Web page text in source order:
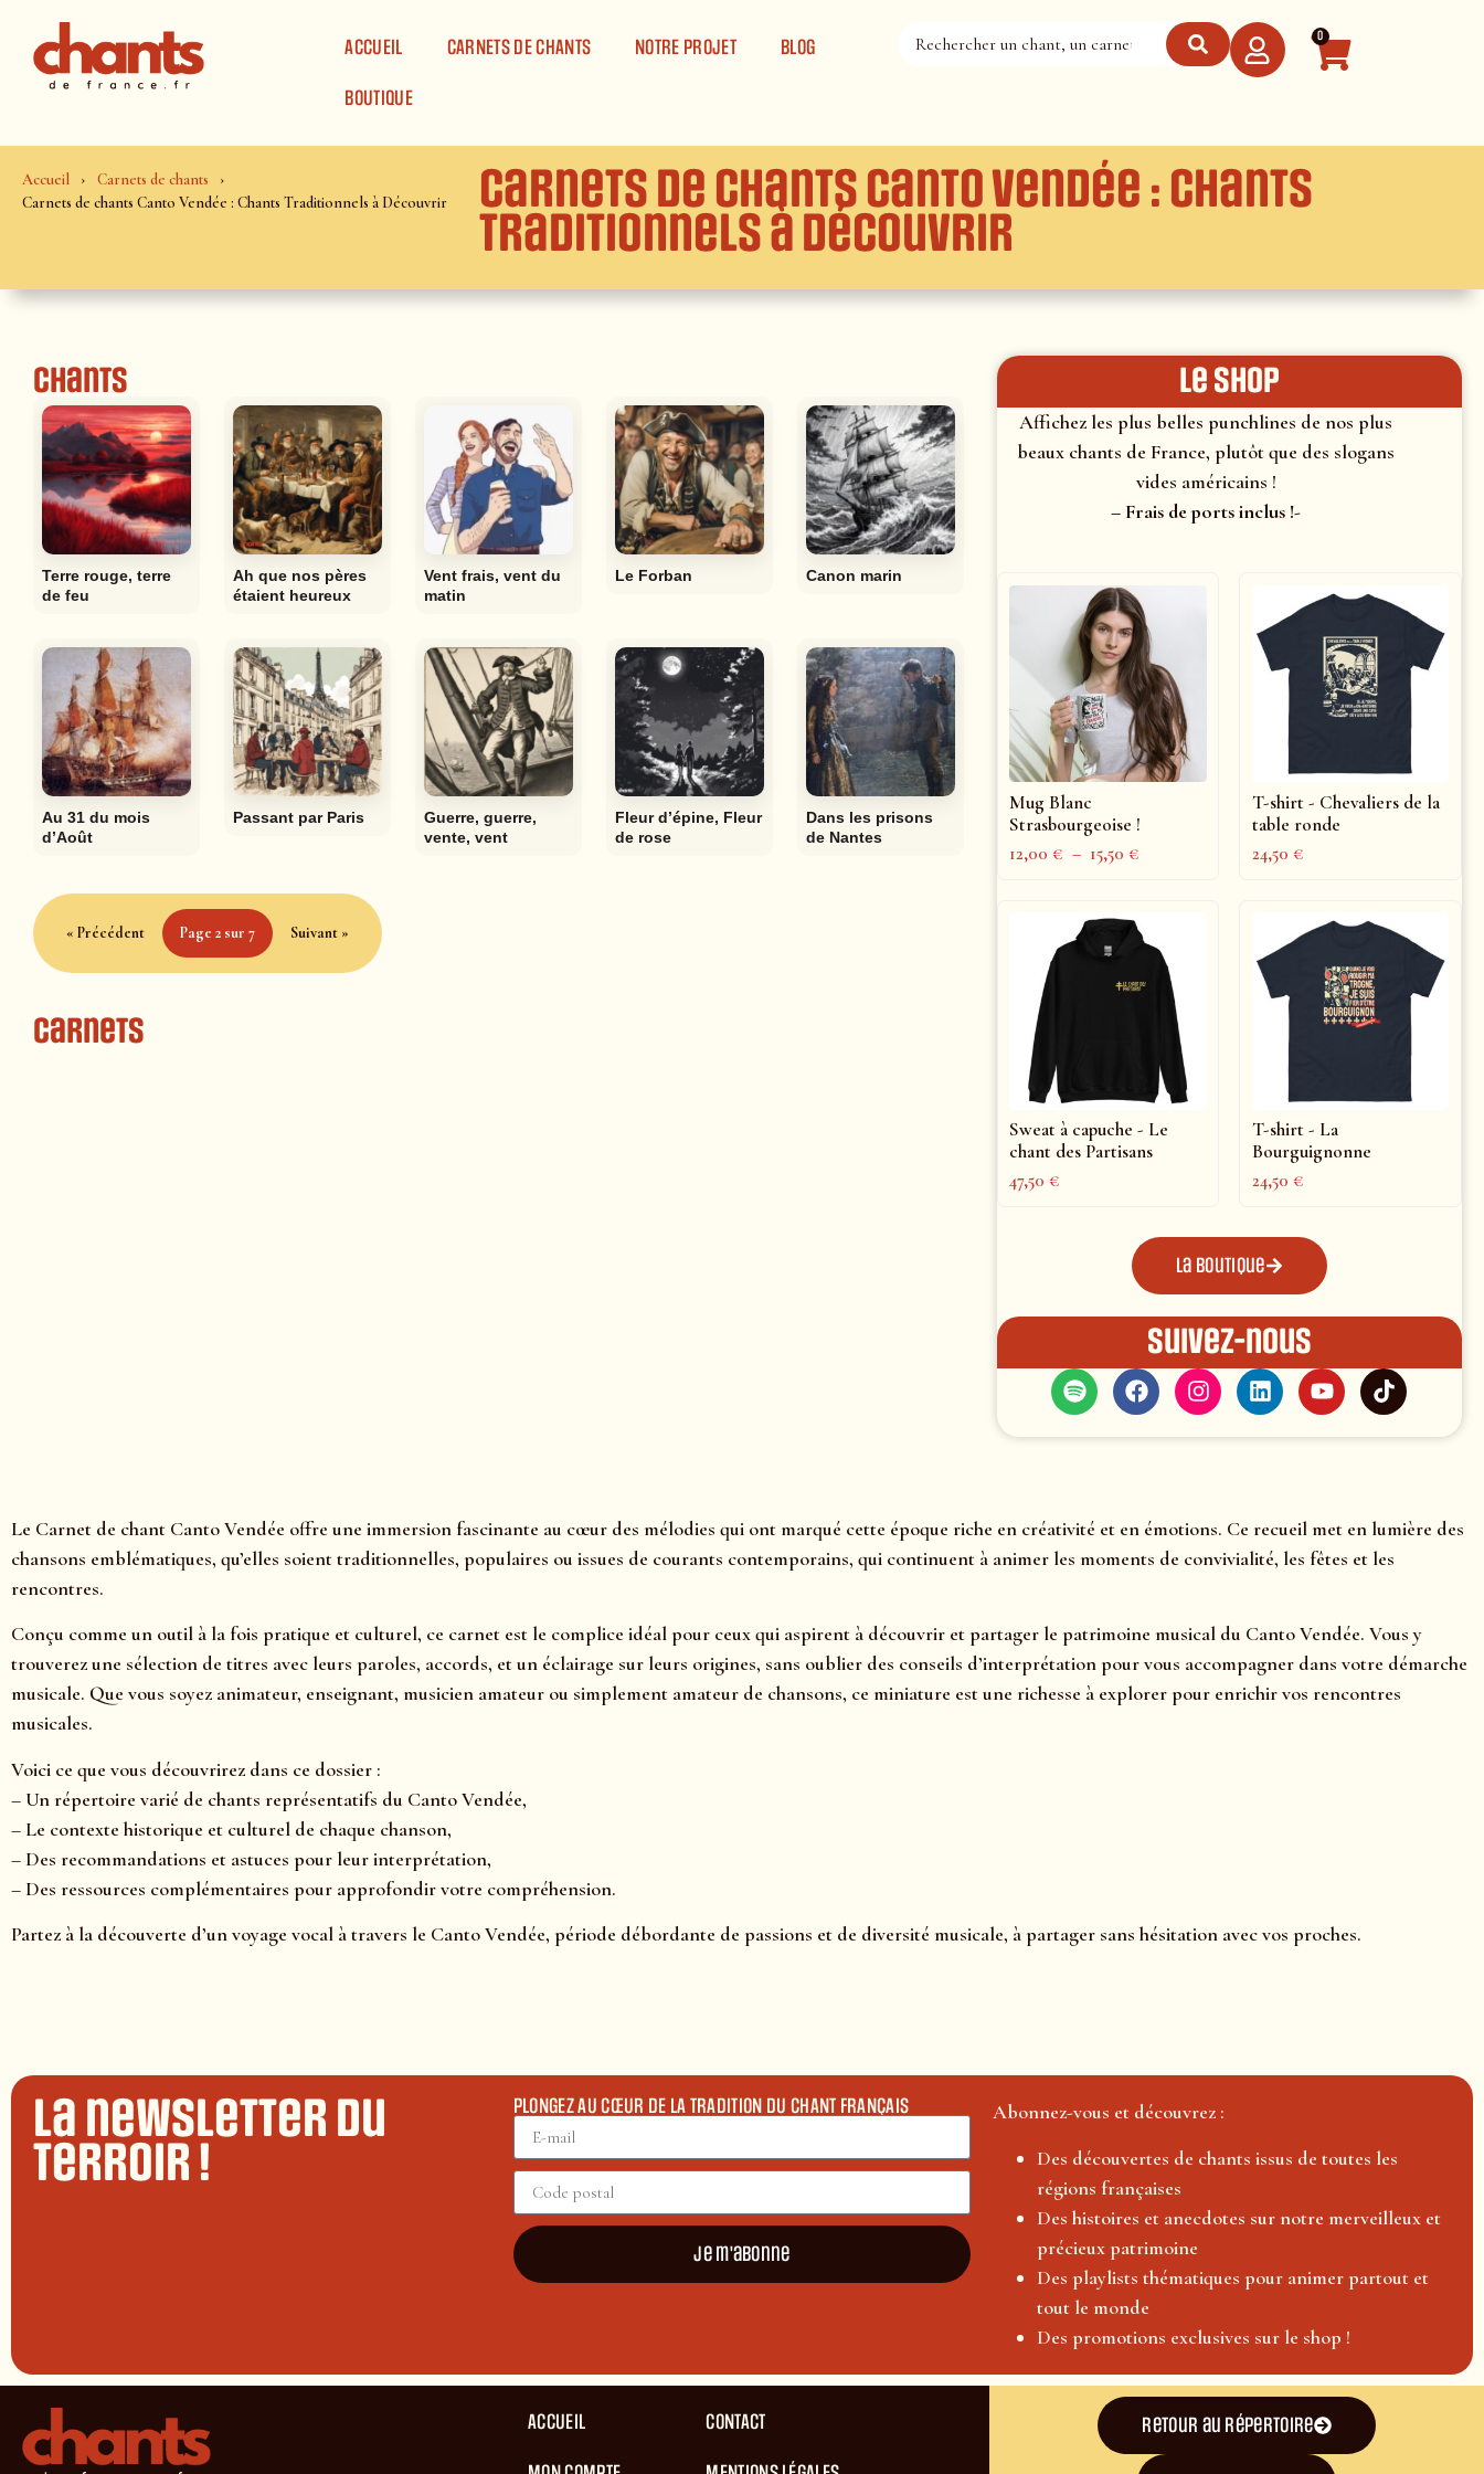
ACCUEIL
CARNETS DE CHANTS NOTRE PROJET BLOG
BOUTIQUE
0
Accueil
Carnets de chants
Carnets de chants Canto Vendée : Chants Traditionnels à Découvrir
Carnets de chants Canto Vendée : Chants
Traditionnels à Découvrir
Chants
Terre rouge, terre
de feu
Ah que nos pères
étaient heureux
Vent frais, vent du
matin
Le Forban Canon marin
Au 31 du mois
d’Août
Passant par Paris
Guerre, guerre,
vente, vent
Fleur d’épine, Fleur
de rose
Dans les prisons
de Nantes
« Précédent Page 2 sur 7 Suivant »
Carnets
le shop
Affichez les plus belles punchlines de nos plus
beaux chants de France, plutôt que des slogans
vides américains !
– Frais de ports inclus !-
Mug Blanc
Strasbourgeoise !
12,00€ – 15,50€
T-shirt - Chevaliers de la
table ronde
24,50€
Sweat à capuche - Le
chant des Partisans
47,50€
T-shirt - La
Bourguignonne
24,50€
La boutique
Suivez-nous
Le Carnet de chant Canto Vendée offre une immersion fascinante au cœur des mélodies qui ont marqué cette époque riche en créativité et en émotions. Ce recueil met en lumière des
chansons emblématiques, qu’elles soient traditionnelles, populaires ou issues de courants contemporains, qui continuent à animer les moments de convivialité, les fêtes et les
rencontres.
Conçu comme un outil à la fois pratique et culturel, ce carnet est le complice idéal pour ceux qui aspirent à découvrir et partager le patrimoine musical du Canto Vendée. Vous y
trouverez une sélection de titres avec leurs paroles, accords, et un éclairage sur leurs origines, sans oublier des conseils d’interprétation pour vous accompagner dans votre démarche
musicale. Que vous soyez animateur, enseignant, musicien amateur ou simplement amateur de chansons, ce miniature est une richesse à explorer pour enrichir vos rencontres
musicales.
Voici ce que vous découvrirez dans ce dossier :
– Un répertoire varié de chants représentatifs du Canto Vendée,
– Le contexte historique et culturel de chaque chanson,
– Des recommandations et astuces pour leur interprétation,
– Des ressources complémentaires pour approfondir votre compréhension.
Partez à la découverte d’un voyage vocal à travers le Canto Vendée, période débordante de passions et de diversité musicale, à partager sans hésitation avec vos proches.
La newsletter du
terroir !
PLONGEZ AU CŒUR DE LA TRADITION DU CHANT FRANÇAIS
Je m'abonne
Abonnez-vous et découvrez :
Des découvertes de chants issus de toutes les
régions françaises
Des histoires et anecdotes sur notre merveilleux et
précieux patrimoine
Des playlists thématiques pour animer partout et
tout le monde
Des promotions exclusives sur le shop !
ACCUEIL CONTACT Retour au répertoire